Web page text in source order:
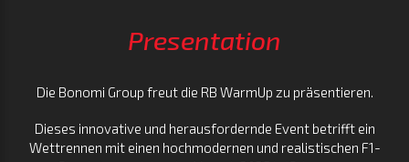
Presentation
Die Bonomi Group freut die RB WarmUp zu präsentieren.
Dieses innovative und herausfordernde Event betrifft ein
Wettrennen mit einen hochmodernen und realistischen F1-